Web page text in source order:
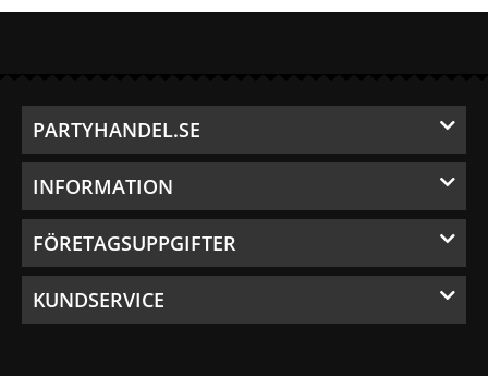
PARTYHANDEL.SE
INFORMATION
FÖRETAGSUPPGIFTER
KUNDSERVICE